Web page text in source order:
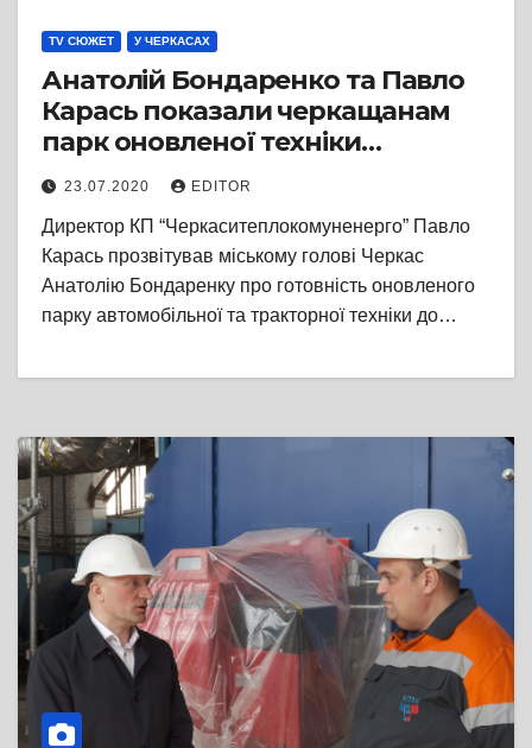
TV СЮЖЕТ У ЧЕРКАСАХ
Анатолій Бондаренко та Павло
Карась показали черкащанам
парк оновленої техніки
тепловиків Черкас
23.07.2020 EDITOR
Директор КП “Черкаситеплокомуненерго” Павло
Карась прозвітував міському голові Черкас
Анатолію Бондаренку про готовність оновленого
парку автомобільної та тракторної техніки до…